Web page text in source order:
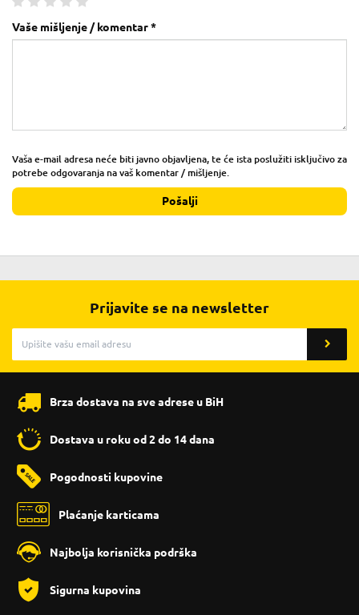
Vaše mišljenje / komentar *
Vaša e-mail adresa neće biti javno objavljena, te će ista poslužiti isključivo za
potrebe odgovaranja na vaš komentar / mišljenje.
Pošalji
Prijavite se na newsletter
Brza dostava na sve adrese u BiH
Dostava u roku od 2 do 14 dana
Pogodnosti kupovine
Plaćanje karticama
Najbolja korisnička podrška
Sigurna kupovina